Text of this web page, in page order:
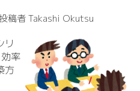
投稿者 Takashi Okutsu
リ
率
方